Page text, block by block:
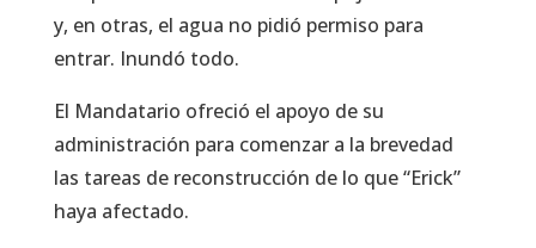
y, en otras, el agua no pidió permiso para
entrar. Inundó todo.
El Mandatario ofreció el apoyo de su
administración para comenzar a la brevedad
las tareas de reconstrucción de lo que “Erick”
haya afectado.